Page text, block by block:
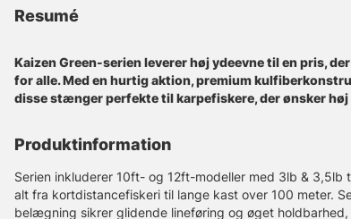
Resumé
Kaizen Green-serien leverer høj ydeevne til en pris,
for alle. Med en hurtig aktion, premium
disse stænger perfekte til karpefiskere, der ønsker
Produktinformation
Serien inkluderer 10ft- og 12ft-modeller med 3lb &
alt fra kortdistancefiskeri til lange kast over 100 meter.
belægning sikrer glidende lineføring og øget